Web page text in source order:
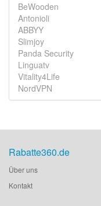
BeWooden
Antonioli
ABBYY
Slimjoy
Panda Security
Linguatv
Vitality4Life
NordVPN
Rabatte360.de
Über uns
Kontakt